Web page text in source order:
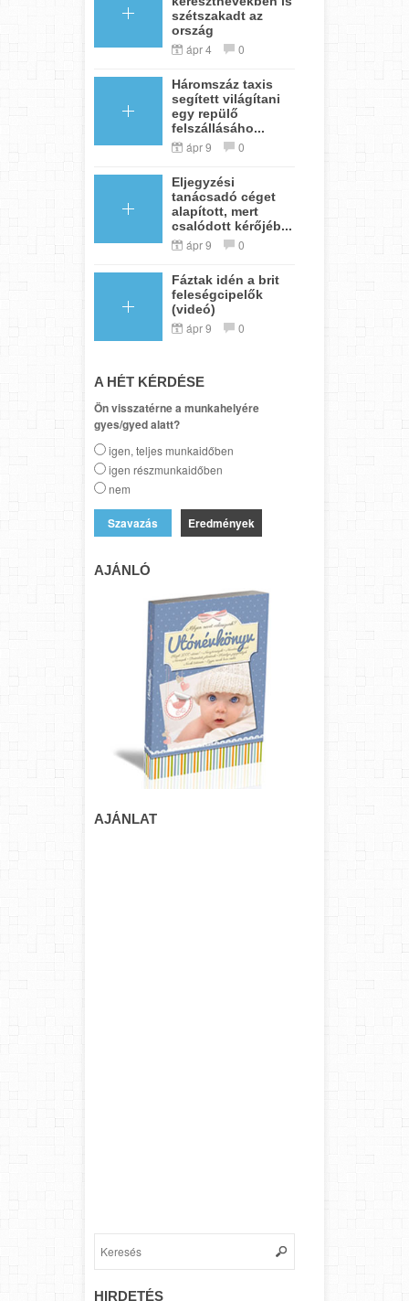
szétszakadt az
ország
ápr 4 0
Háromszáz taxis
segített világítani
egy repülő
felszállásáho...
ápr 9 0
Eljegyzési
tanácsadó céget
alapított, mert
csalódott kérőjéb...
ápr 9 0
Fáztak idén a brit
feleségcipelők
(videó)
ápr 9 0
A HÉT KÉRDÉSE
Ön visszatérne a munkahelyére
gyes/gyed alatt?
igen, teljes munkaidőben
igen részmunkaidőben
nem
Eredmények
AJÁNLÓ
AJÁNLAT
HIRDETÉS